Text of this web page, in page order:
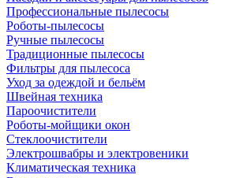
Профессиональные пылесосы
Роботы-пылесосы
Ручные пылесосы
Традиционные пылесосы
Фильтры для пылесоса
Уход за одеждой и бельём
Швейная техника
Пароочистители
Роботы-мойщики окон
Стеклоочистители
Электрошвабры и электровеники
Климатическая техника